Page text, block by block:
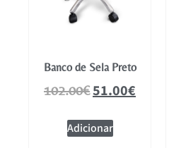
Banco de Sela Preto
102.00€51.00€
Adicionar